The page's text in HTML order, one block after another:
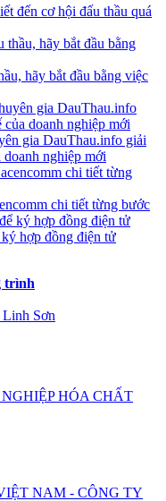
đến cơ hội đấu thầu quá
hãy bắt đầu bằng việc
gia DauThau.info giải
doanh nghiệp mới
chi tiết từng bước
hợp đồng điện tử
trình
Sơn
HÓA CHẤT
NAM - CÔNG TY